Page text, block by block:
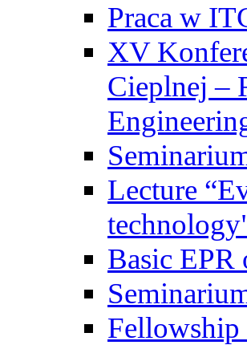
Praca w
XV
Cieplnej –
Lecture
Basic EPR
Fellowship